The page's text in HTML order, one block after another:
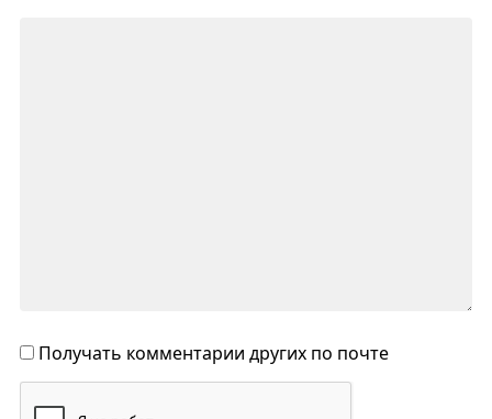
Получать комментарии других по почте